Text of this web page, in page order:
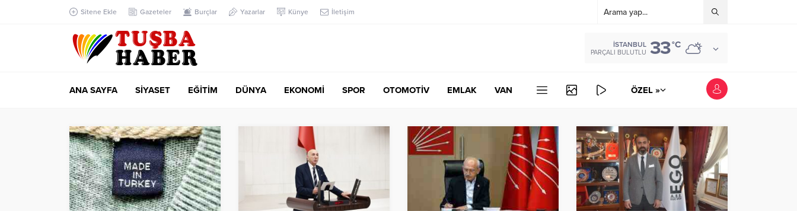
Sitene Ekle Gazeteler Burçlar Yazarlar Künye İletişim
İSTANBUL
PARÇALI BULUTLU 33°C
ANA SAYFA SİYASET EĞİTİM DÜNYA EKONOMİ SPOR OTOMOTİV EMLAK VAN ÖZEL »